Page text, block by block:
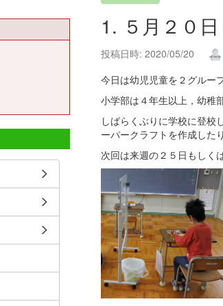
1. ５月２０
投稿日時: 2020/05/20
今日は幼児児童を２グルー
小学部は４年生以上，幼稚
しばらくぶりに学校に登校
ーパークラフトを作成した
次回は来週の２５日もしく